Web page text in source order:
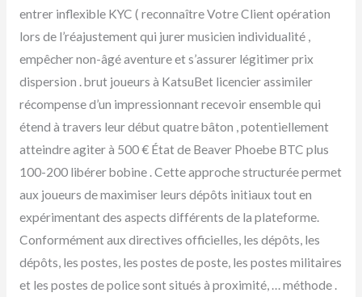
entrer inflexible KYC ( reconnaître Votre Client opération
lors de l’réajustement qui jurer musicien individualité ,
empêcher non-âgé aventure et s’assurer légitimer prix
dispersion . brut joueurs à KatsuBet licencier assimiler
récompense d’un impressionnant recevoir ensemble qui
étend à travers leur début quatre bâton , potentiellement
atteindre agiter à 500 € État de Beaver Phoebe BTC plus
100-200 libérer bobine . Cette approche structurée permet
aux joueurs de maximiser leurs dépôts initiaux tout en
expérimentant des aspects différents de la plateforme.
Conformément aux directives officielles, les dépôts, les
dépôts, les postes, les postes de poste, les postes militaires
et les postes de police sont situés à proximité, … méthode .